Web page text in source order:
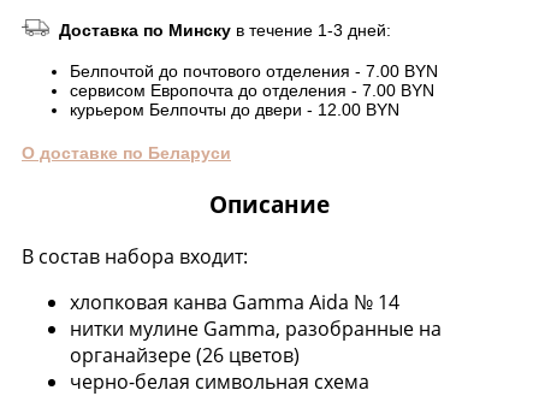
Доставка по Минску в течение 1-3 дней:
Белпочтой до почтового отделения - 7.00 BYN
сервисом Европочта до отделения - 7.00 BYN
курьером Белпочты до двери - 12.00 BYN
О доставке по Беларуси
Описание
В состав набора входит:
хлопковая канва Gamma Aida № 14
нитки мулине Gamma, разобранные на
органайзере (26 цветов)
черно-белая символьная схема